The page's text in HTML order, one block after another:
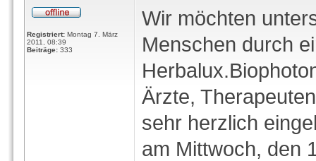
Registriert: Montag 7. März
2011, 08:39
Beiträge: 333
Wir möchten
Menschen durch
Ärzte,
sehr herzlich
am Mittwoch, den